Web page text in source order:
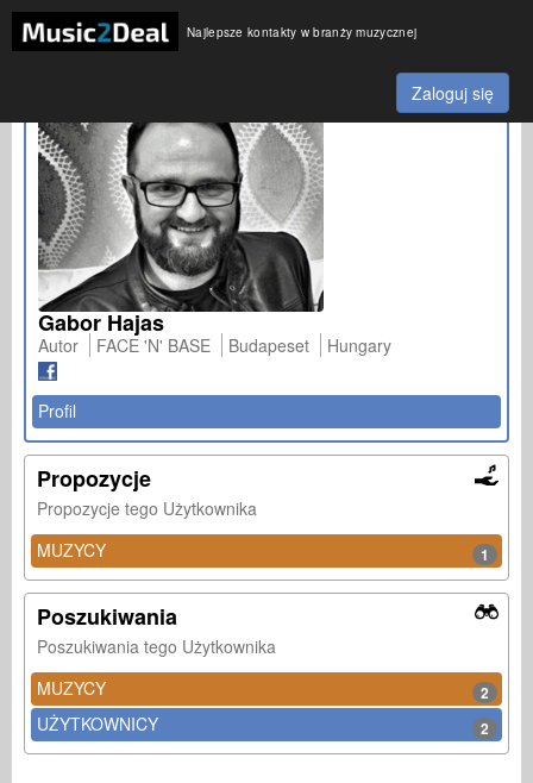
Najlepsze kontakty w branży muzycznej
Zaloguj się
Gabor Hajas
Autor FACE 'N' BASE Budapeset Hungary
Profil
Propozycje
Propozycje tego Użytkownika
MUZYCY
1
Poszukiwania
Poszukiwania tego Użytkownika
MUZYCY
2
UŻYTKOWNICY 2